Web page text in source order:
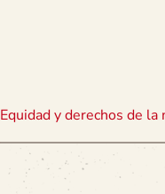
Equidad y derechos de la